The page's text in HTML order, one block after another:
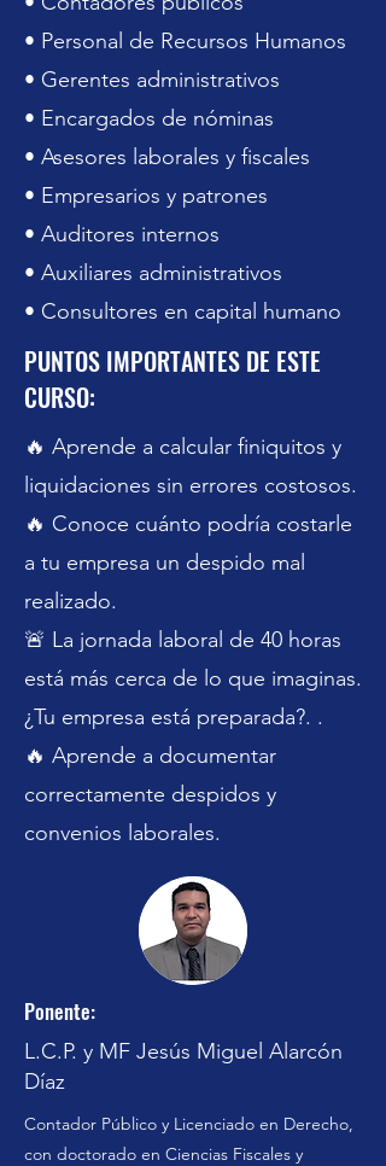
Previous Next
• Personal de Recursos Humanos
• Gerentes administrativos
• Encargados de nóminas
• Asesores laborales y fiscales
• Empresarios y patrones
• Auditores internos
• Auxiliares administrativos
• Consultores en capital humano
PUNTOS IMPORTANTES DE ESTE
CURSO:
🔥 Aprende a calcular finiquitos y
liquidaciones sin errores costosos.
🔥 Conoce cuánto podría costarle
a tu empresa un despido mal
realizado.
🚨 La jornada laboral de 40 horas
está más cerca de lo que imaginas.
¿Tu empresa está preparada?. .
🔥 Aprende a documentar
correctamente despidos y
convenios laborales.
Ponente:
L.C.P. y MF Jesús Miguel Alarcón
Díaz
Contador Público y Licenciado en Derecho,
con doctorado en Ciencias Fiscales y